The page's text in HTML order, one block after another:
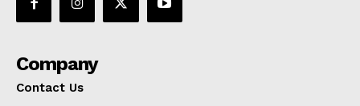
Company
Contact Us